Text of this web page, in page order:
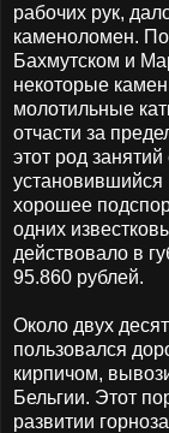
рабочих рук,
каменоломен.
Бахмутском и
некоторые
молотильные
отчасти за
этот род
установившийся
хорошее
одних
действовало в
95.860 рублей.
Около двух
пользовался
кирпичом,
Бельгии. Этот
развитии